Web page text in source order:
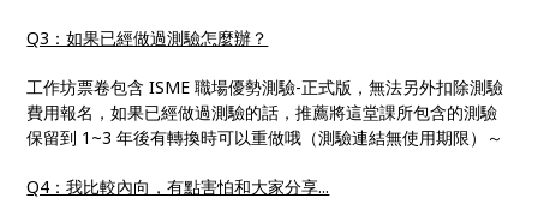
Q3：如果已經做過測驗怎麼辦？
工作坊票卷包含 ISME 職場優勢測驗-正式版，無法另外扣除測驗
費用報名，如果已經做過測驗的話，推薦將這堂課所包含的測驗
保留到 1~3 年後有轉換時可以重做哦（測驗連結無使用期限）～
Q4：我比較內向，有點害怕和大家分享...